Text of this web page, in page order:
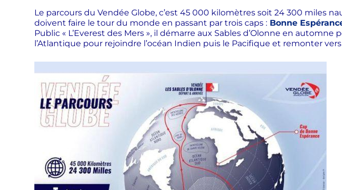
Le parcours du Vendée Globe, c’est 45 000 kilomètres soit 24 300 miles
doivent faire le tour du monde en passant par trois caps : Bonne
Public « L’Everest des Mers », il démarre aux Sables d’Olonne en automne
l’Atlantique pour rejoindre l’océan Indien puis le Pacifique et remonter